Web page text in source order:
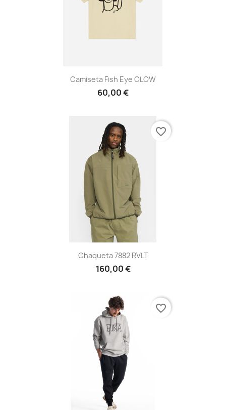
Camiseta Fish Eye OLOW
60,00 €
Chaqueta 7882 RVLT
160,00 €
favorite_border
favorite_border